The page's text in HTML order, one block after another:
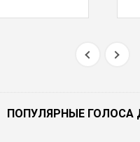
ПОПУЛЯРНЫЕ ГОЛОСА